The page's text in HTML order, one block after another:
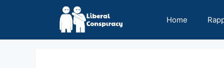
Home